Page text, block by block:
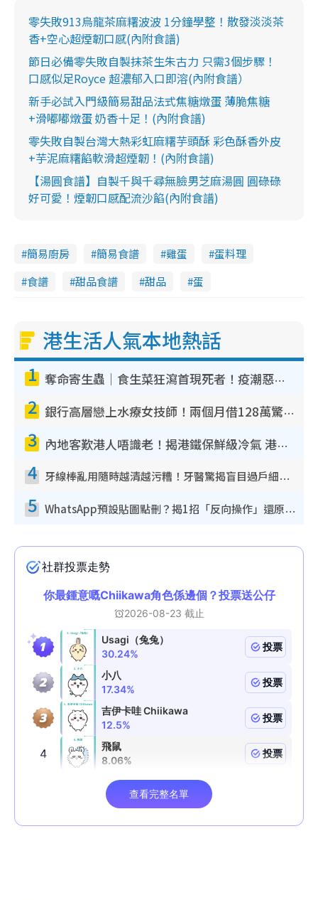
零失敗913烏龍茶麻糬波波 1分鐘學整！散發淡淡茶
香+空心超煙韌口感(內附食譜)
節日必備零失敗自製抹茶生朱古力 只需3個步驟！
口感似足Royce 超濃郁入口即溶(內附食譜）
新手必試入門級簡易甜品法式焦糖燉蛋 薄脆焦糖
+滑嘟嘟燉蛋 奶香十足！(內附食譜)
零失敗自製台灣大熱彩虹麻糬芋頭酥 彩色酥香外皮
+芋泥麻糬餡軟滑超煙韌！(內附食譜)
【湯圓食譜】自製千與千尋無臉男芝麻湯圓 圓碌碌
好可愛！煙韌口感配流沙餡(內附食譜)
簡易廚房 簡易食譜 雞蛋
蛋料理
食譜
甜品食譜 甜品 蛋
港生活人氣本地熱話
1 奪命寄生蟲｜食生菜狂瀉首現死者！疫潮惡化錄1.8萬宗病例 揭洗菜3大謬誤
2 銀行高層戀上水療女技師！兩個月借128萬驚覺「沉船」沉落火海 揭背後疑似邪教操控賣淫
3 內地客歎港人唔識老！揭港鐵保鮮級冷氣 港人求放過：咪投訴
4 牙線棒亂用隨時越清越污糟！牙醫驚揭盲目過戶細菌恐致蛀牙：呢種先係日常真保養
5 WhatsApp預設貼圖點刪？揭1招「反向操作」還原簡潔介面 附3步實測教學